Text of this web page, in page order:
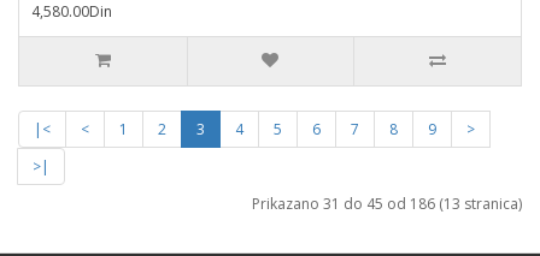
4,580.00Din
|< < 1 2 3 4 5 6 7 8 9
>
>|
Prikazano 31 do 45 od 186 (13 stranica)